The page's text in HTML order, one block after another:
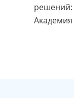
решений: